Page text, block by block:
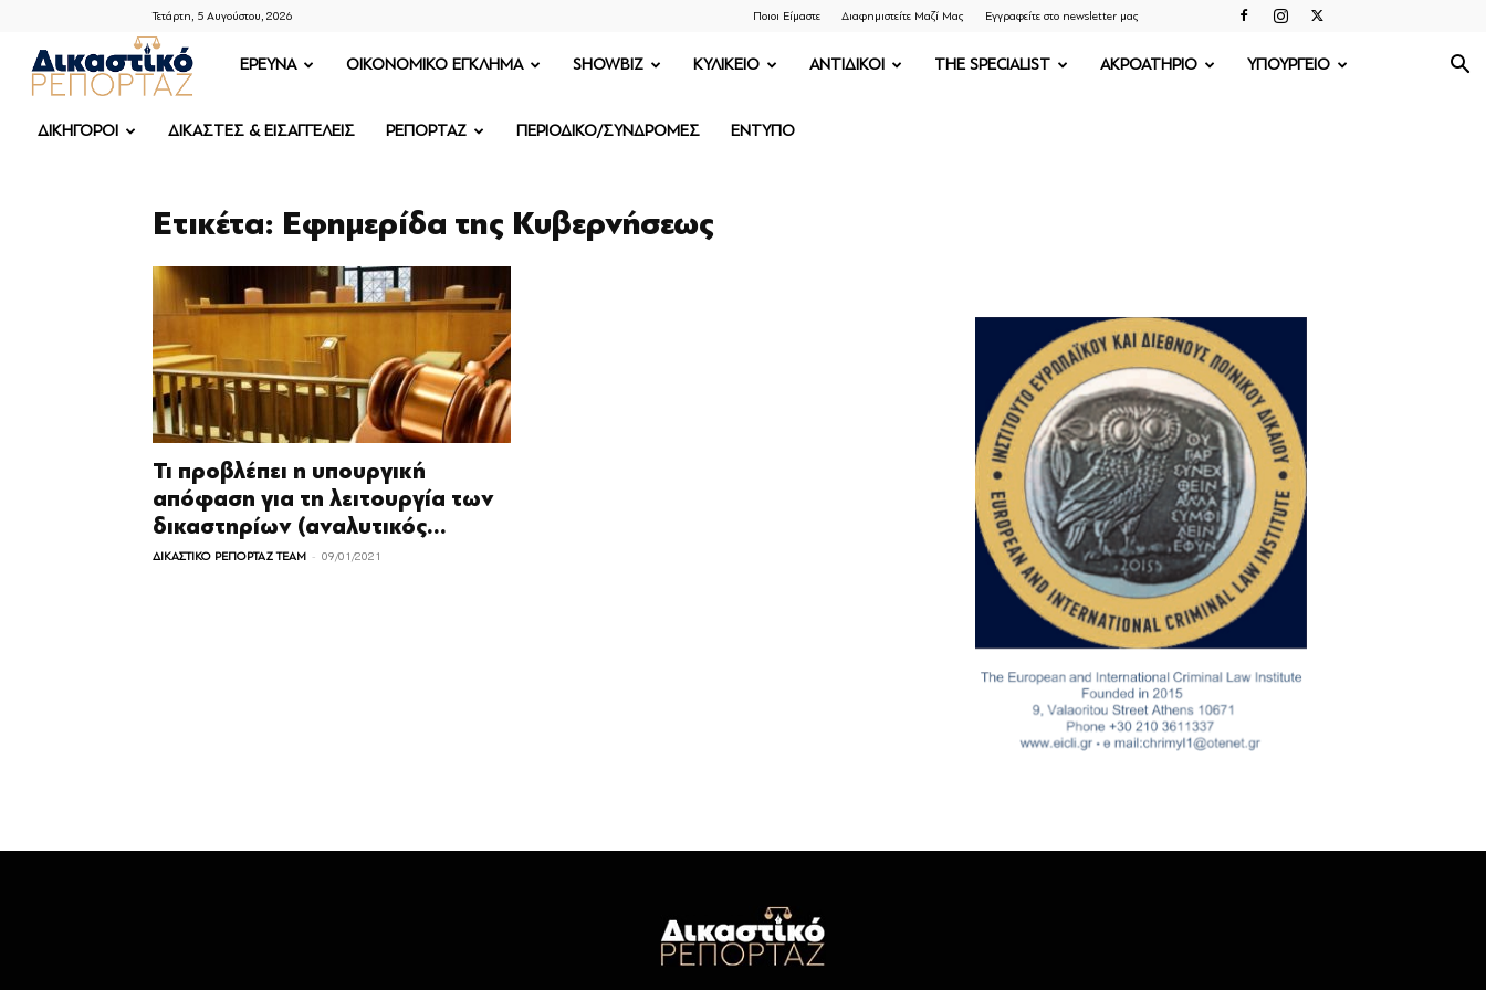
Τετάρτη, 5 Αυγούστου, 2026 Ποιοι Είμαστε Διαφημιστείτε Μαζί Μας Εγγραφείτε στο newsletter μας
ΔΙΚΑΣΤΙΚΟ
ΡΕΠΟΡΤΑΖ
ΕΡΕΥΝΑ OIKONOMIKO ΕΓΚΛΗΜΑ SHOWBIZ ΚΥΛΙΚΕΙΟ ΑΝΤΙΔΙΚΟΙ THE SPECIALIST ΑΚΡΟΑΤΗΡΙΟ ΥΠΟΥΡΓΕΙΟ
ΔΙΚΗΓΟΡΟΙ ΔΙΚΑΣΤΕΣ & ΕΙΣΑΓΓΕΛΕΙΣ ΡΕΠΟΡΤΑΖ ΠΕΡΙΟΔΙΚΟ/ΣΥΝΔΡΟΜΕΣ ΕΝΤΥΠΟ
Ετικέτα: Εφημερίδα της Κυβερνήσεως
Τι προβλέπει η υπουργική
απόφαση για τη λειτουργία των
δικαστηρίων (αναλυτικός...
ΔΙΚΑΣΤΙΚΟ ΡΕΠΟΡΤΑΖ TEAM - 09/01/2021